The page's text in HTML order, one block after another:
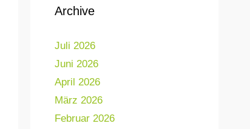
Archive
Juli 2026
Juni 2026
April 2026
März 2026
Februar 2026